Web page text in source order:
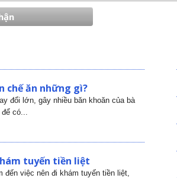
chế ăn những gì?
đổi lớn, gây nhiều băn khoăn của bà
có...
tuyến tiền liệt
việc nên đi khám tuyến tiền liệt,